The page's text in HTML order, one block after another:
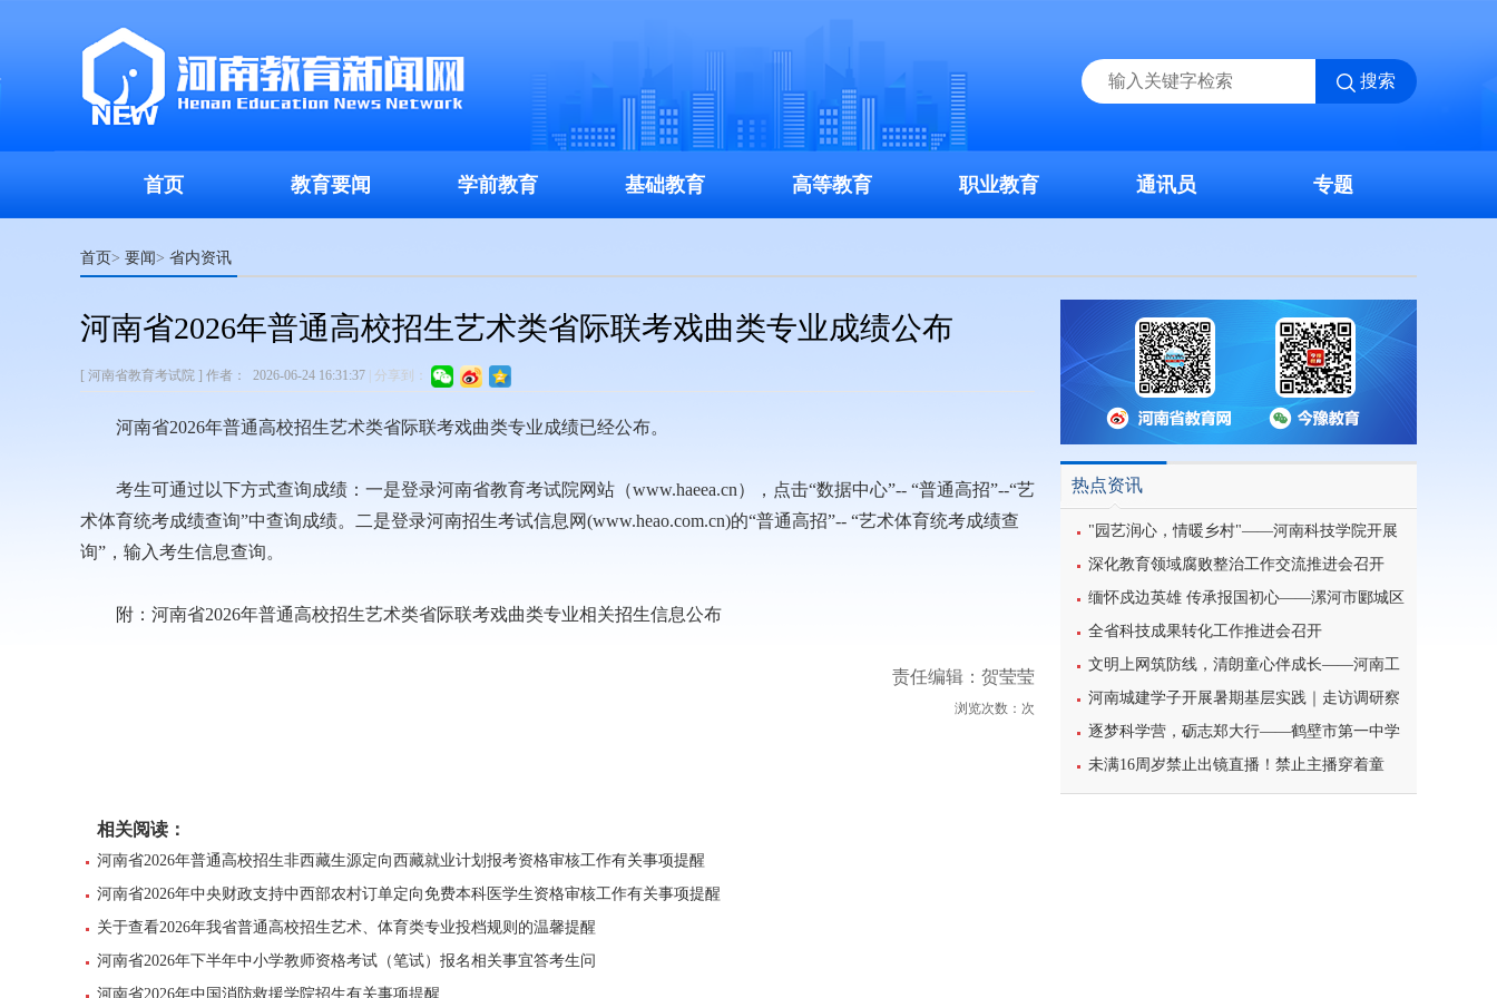
搜索
首页 教育要闻 学前教育 基础教育 高等教育 职业教育 通讯员 专题
首页> 要闻> 省内资讯
热点资讯
"园艺润心，情暖乡村"——河南科技学院开展
暑期三下乡心理健康宣讲活动
深化教育领域腐败整治工作交流推进会召开
缅怀戍边英雄 传承报国初心——漯河市郾城区
东街小学开展八一建军节主题特色教育活动
全省科技成果转化工作推进会召开
文明上网筑防线，清朗童心伴成长——河南工
业大学北斗星筑梦志愿服务团队开展科普主题实
践课堂
河南城建学子开展暑期基层实践｜走访调研察
民情，反诈宣传护平安
逐梦科学营，砺志郑大行——鹤壁市第一中学
学子参加2026年郑州大学高校科学营研学之旅纪
实
未满16周岁禁止出镜直播！禁止主播穿着童
装、校服等模仿未成年人直播
河南省2026年普通高校招生艺术类省际联考戏曲类专业成绩公布
[ 河南省教育考试院 ] 作者： 2026-06-24 16:31:37 分享到：
河南省2026年普通高校招生艺术类省际联考戏曲类专业成绩已经公布。
考生可通过以下方式查询成绩：一是登录河南省教育考试院网站（www.haeea.cn），点击“数据中心”-- “普通高招”--“艺
术体育统考成绩查询”中查询成绩。二是登录河南招生考试信息网(www.heao.com.cn)的“普通高招”-- “艺术体育统考成绩查
询”，输入考生信息查询。
附： 河南省2026年普通高校招生艺术类省际联考戏曲类专业相关招生信息公布
责任编辑：贺莹莹
浏览次数： 次
相关阅读：
河南省2026年普通高校招生非西藏生源定向西藏就业计划报考资格审核工作有关事项提醒
河南省2026年中央财政支持中西部农村订单定向免费本科医学生资格审核工作有关事项提醒
关于查看2026年我省普通高校招生艺术、体育类专业投档规则的温馨提醒
河南省2026年下半年中小学教师资格考试（笔试）报名相关事宜答考生问
河南省2026年中国消防救援学院招生有关事项提醒